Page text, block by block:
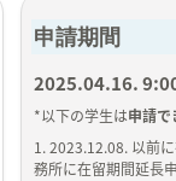
申請期間
2025.04.16.
*以下の学生は申請
1. 2023.12.08. 以前
務所に在留期間延長